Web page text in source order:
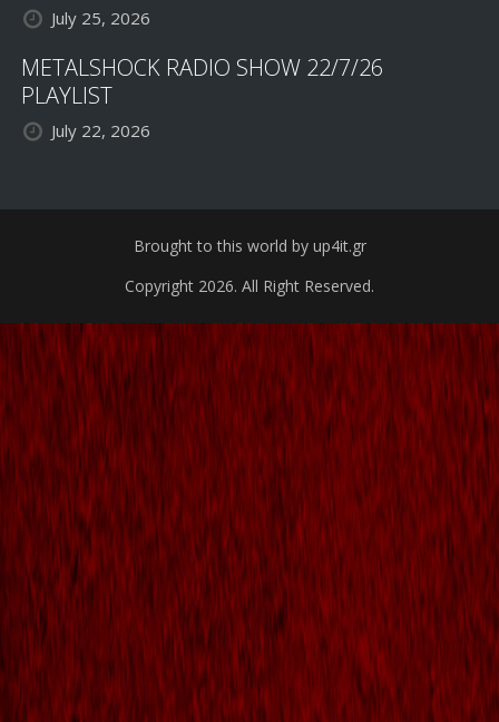
July 25, 2026
METALSHOCK RADIO SHOW 22/7/26
PLAYLIST
July 22, 2026
Brought to this world by up4it.gr
Copyright 2026. All Right Reserved.